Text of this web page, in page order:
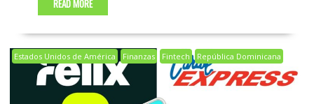
READ MORE
Estados Unidos de América Finanzas Fintech República Dominicana